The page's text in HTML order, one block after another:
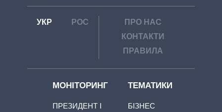
УКР РОС
ПРО НАС
КОНТАКТИ
ПРАВИЛА
МОНІТОРИНГ
ПРЕЗИДЕНТ І
ТЕМАТИКИ
БІЗНЕС